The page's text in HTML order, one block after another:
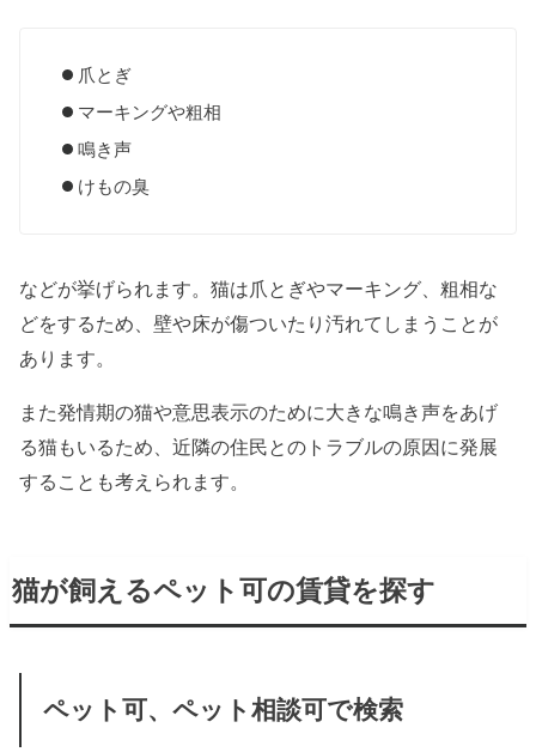
爪とぎ
マーキングや粗相
鳴き声
けもの臭
などが挙げられます。猫は爪とぎやマーキング、粗相な
どをするため、壁や床が傷ついたり汚れてしまうことが
あります。
また発情期の猫や意思表示のために大きな鳴き声をあげ
る猫もいるため、近隣の住民とのトラブルの原因に発展
することも考えられます。
猫が飼えるペット可の賃貸を探す
ペット可、ペット相談可で検索